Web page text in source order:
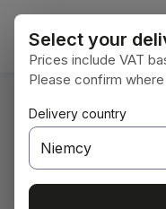
Przejdź do głównej
Jesteś tutaj: Home
Farby i lakiery
Pomiń galerię zdjęć
Select your
Prices include VAT
Please confirm
Delivery country